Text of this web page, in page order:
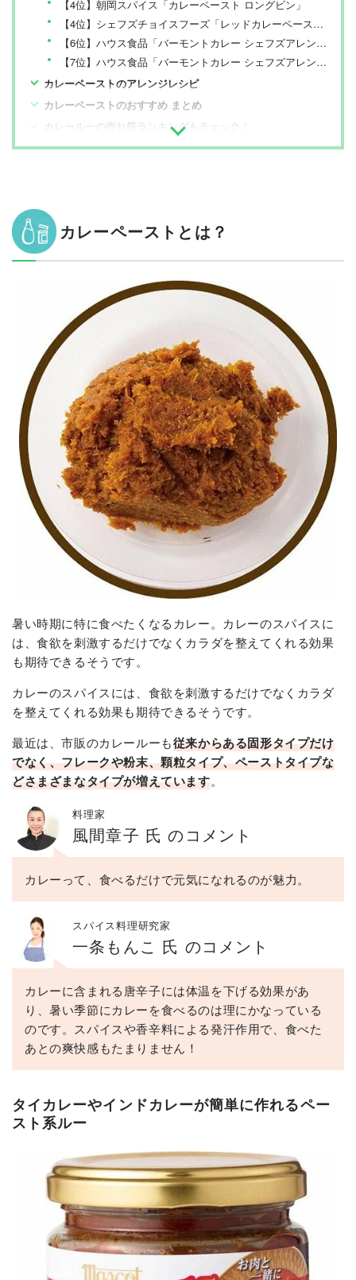
【4位】朝岡スパイス「カレーペースト ロングビン」
【4位】シェフズチョイスフーズ「レッドカレーペースト」
【6位】ハウス食品「バーモントカレー シェフズアレンジ 果実仕立て」
【7位】ハウス食品「バーモントカレー シェフズアレンジ クリーム仕立て」
カレーペーストのアレンジレシピ
カレーペーストのおすすめ まとめ
カレールーの売れ筋ランキングもチェック！
カレーペーストとは？
暑い時期に特に食べたくなるカレー。カレーのスパイスに
は、食欲を刺激するだけでなくカラダを整えてくれる効果
も期待できるそうです。
カレーのスパイスには、食欲を刺激するだけでなくカラダ
を整えてくれる効果も期待できるそうです。
最近は、市販のカレールーも従来からある固形タイプだけ
でなく、フレークや粉末、顆粒タイプ、ペーストタイプな
どさまざまなタイプが増えています。
料理家
風間章子 氏 のコメント
カレーって、食べるだけで元気になれるのが魅力。
スパイス料理研究家
一条もんこ 氏 のコメント
カレーに含まれる唐辛子には体温を下げる効果があ
り、暑い季節にカレーを食べるのは理にかなっている
のです。スパイスや香辛料による発汗作用で、食べた
あとの爽快感もたまりません！
タイカレーやインドカレーが簡単に作れるペー
スト系ルー